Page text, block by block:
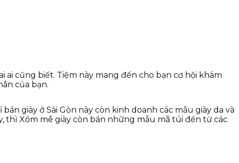
ai cũng biết. Tiệm này mang đến cho bạn cơ hội khám
của bạn.
giày ở Sài Gòn này còn kinh doanh các mẫu giày da và
thì Xóm mê giày còn bán những mẫu mã túi đến từ các